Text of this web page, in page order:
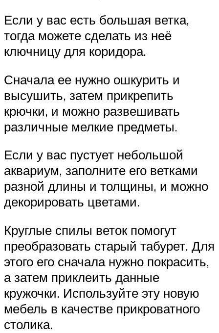
Если у вас есть большая ветка,
тогда можете сделать из неё
ключницу для коридора.
Сначала ее нужно ошкурить и
высушить, затем прикрепить
крючки, и можно развешивать
различные мелкие предметы.
Если у вас пустует небольшой
аквариум, заполните его ветками
разной длины и толщины, и можно
декорировать цветами.
Круглые спилы веток помогут
преобразовать старый табурет. Для
этого его сначала нужно покрасить,
а затем приклеить данные
кружочки. Используйте эту новую
мебель в качестве прикроватного
столика.